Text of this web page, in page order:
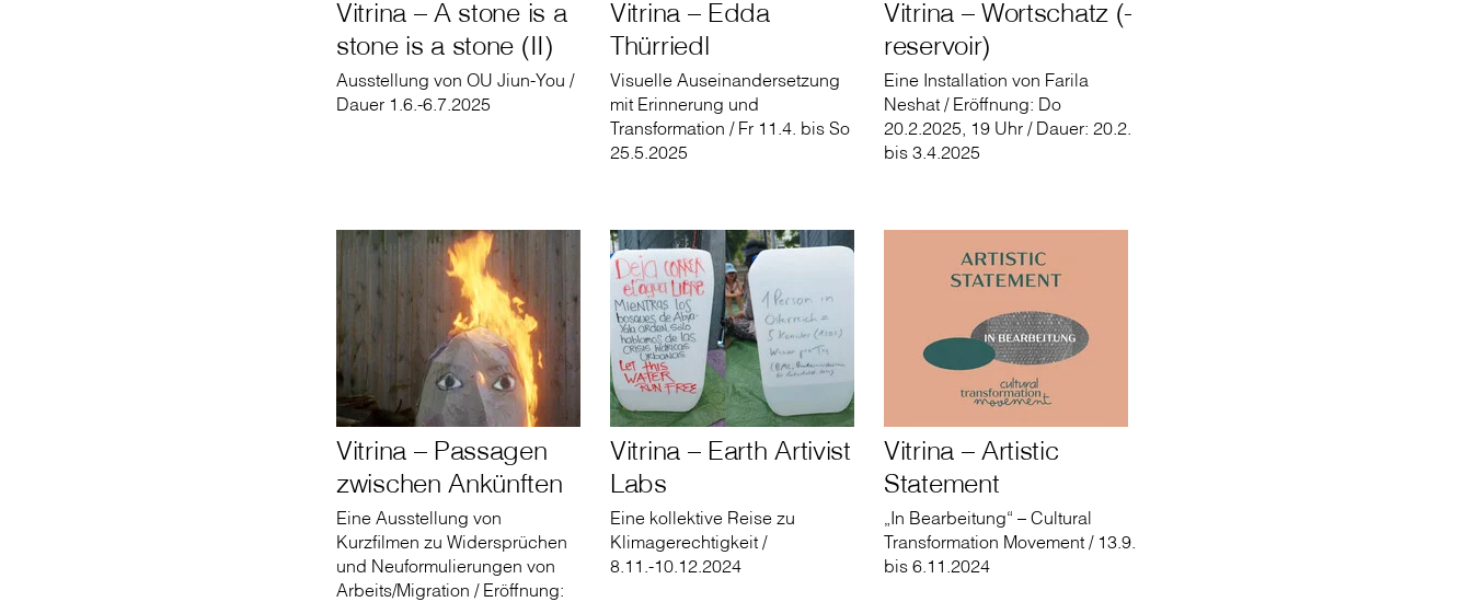
Vitrina – A stone is a
stone is a stone (II)
Ausstellung von OU Jiun-You /
Dauer 1.6.-6.7.2025
Vitrina – Edda
Thürriedl
Visuelle Auseinandersetzung
mit Erinnerung und
Transformation / Fr 11.4. bis So
25.5.2025
Vitrina – Wortschatz (-
reservoir)
Eine Installation von Farila
Neshat / Eröffnung: Do
20.2.2025, 19 Uhr / Dauer: 20.2.
bis 3.4.2025
Vitrina – Passagen
zwischen Ankünften
Eine Ausstellung von
Kurzfilmen zu ­Widersprüchen
und Neuformulierungen von
Arbeits/Migration / Eröffnung:
Vitrina – Earth Artivist
Labs
Eine kollektive Reise zu
Klimagerechtigkeit /
8.11.-10.12.2024
Vitrina – Artistic
Statement
„In Bearbeitung“ – Cultural
Transformation Movement / 13.9.
bis 6.11.2024